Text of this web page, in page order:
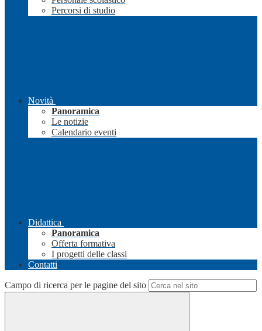
Percorsi di studio
Novità
Panoramica
Le notizie
Calendario eventi
Didattica
Panoramica
Offerta formativa
I progetti delle classi
Contatti
Campo di ricerca per le pagine del sito